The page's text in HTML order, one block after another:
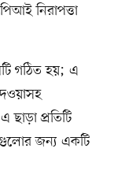
নিরাপত্তা
গঠিত হয়; এ
ছাড়া প্রতিটি
জন্য একটি